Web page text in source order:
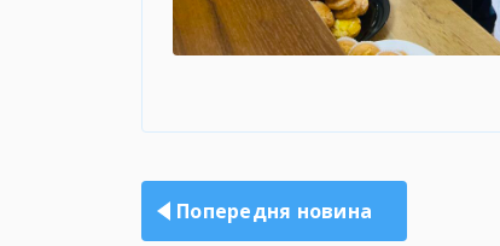
записів
Попередня новина